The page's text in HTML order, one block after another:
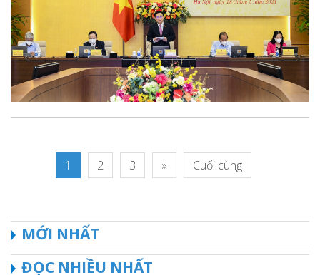
1 2 3 » Cuối cùng
MỚI NHẤT
ĐỌC NHIỀU NHẤT